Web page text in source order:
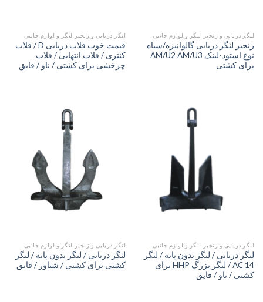
لنگر دریایی و زنجیر لنگر و لوازم جانبی
زنجیر لنگر دریایی گالوانیزه/سیاه
نوع استود-لینک AM/U2 AM/U3
برای کشتی
لنگر دریایی و زنجیر لنگر و لوازم جانبی
قیمت خوب قلاب دریایی D / قلاب
کنتری / قلاب انتهایی / قلاب
چرخشی برای کشتی / ناو / قایق
لنگر دریایی و زنجیر لنگر و لوازم جانبی
لنگر دریایی / لنگر بدون پایه / لنگر
AC 14 / لنگر بزرگ HHP برای
کشتی / ناو / قایق
لنگر دریایی و زنجیر لنگر و لوازم جانبی
لنگر دریایی / لنگر بدون پایه / لنگر
کشتی برای کشتی / شناور / قایق